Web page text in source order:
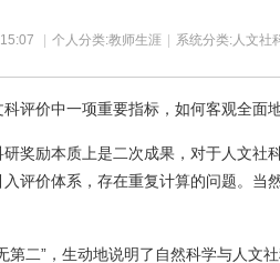
个人分类:教师生涯 系统分类:人文社
评价中一项重要指标，如何客观全面
奖励本质上是二次成果，对于人文社
评价体系，存在重复计算的问题。当
第二”，生动地说明了自然科学与人文